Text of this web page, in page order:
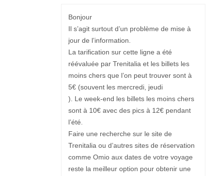
Bonjour
Il s’agit surtout d’un problème de mise à
jour de l’information.
La tarification sur cette ligne a été
réévaluée par Trenitalia et les billets les
moins chers que l’on peut trouver sont à
5€ (souvent les mercredi, jeudi
). Le week-end les billets les moins chers
sont à 10€ avec des pics à 12€ pendant
l’été.
Faire une recherche sur le site de
Trenitalia ou d’autres sites de réservation
comme Omio aux dates de votre voyage
reste la meilleur option pour obtenir une